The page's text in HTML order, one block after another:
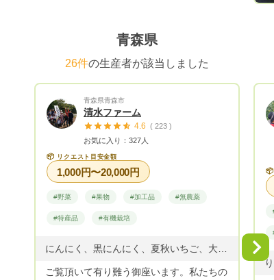
青森県
26件の生産者が該当しました
青森県青森市
清水ファーム
4.6 ( 223 )
お気に入り：327人
📦 リクエスト目安金額
1,000円〜20,000円
#野菜 #果物 #加工品 #無農薬
#特産品 #有機栽培
ご覧頂いて有り難う御座います。私たちの
📦
Next